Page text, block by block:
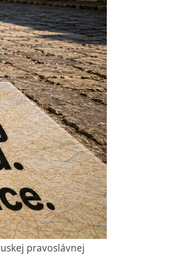
pravoslávnej